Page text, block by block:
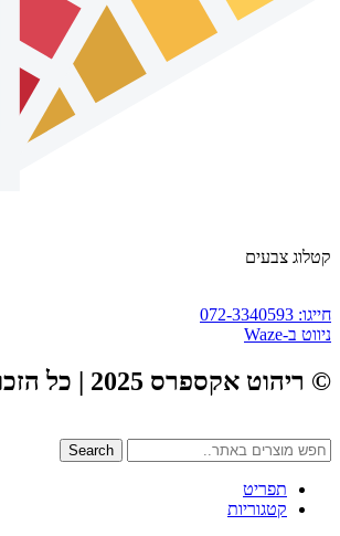
קטלוג צבעים
חייגו: 072-3340593
ניווט ב-Waze
© ריהוט אקספרס 2025 | כל הזכויות שמורות
Search
תפריט
קטגוריות